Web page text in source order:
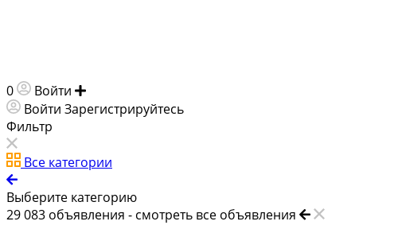
0 Войти
Войти Зарегистрируйтесь
Фильтр
Все категории
Выберите категорию
29 083 объявления - смотреть все объявления